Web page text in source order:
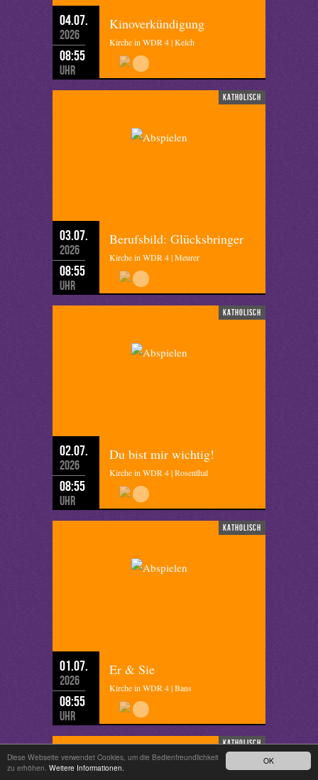
OK
Diese Webseite verwendet Cookies, um die Bedienfreundlichkeit
zu erhöhen. Weitere Informationen.
04.07.
2026
08:55
Uhr
Kinoverkündigung
Kirche in WDR 4 | Kelch
katholisch
03.07.
2026
08:55
Uhr
Berufsbild: Glücksbringer
Kirche in WDR 4 | Meurer
katholisch
02.07.
2026
08:55
Uhr
Du bist mir wichtig!
Kirche in WDR 4 | Rosenthal
katholisch
01.07.
2026
08:55
Uhr
Er & Sie
Kirche in WDR 4 | Bans
katholisch